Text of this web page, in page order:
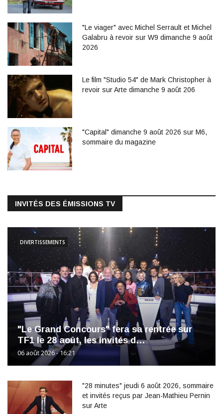
"Le viager" avec Michel Serrault et Michel
Galabru à revoir sur W9 dimanche 9 août
2026
Le film "Studio 54" de Mark Christopher à
revoir sur Arte dimanche 9 août 206
"Capital" dimanche 9 août 2026 sur M6,
sommaire du magazine
INVITÉS DES ÉMISSIONS TV
"Le Grand Concours" fera sa rentrée sur
TF1 le 28 août, les invités d…
06 août 2026 - 16:21
DIVERTISSEMENTS
"28 minutes" jeudi 6 août 2026, sommaire
et invités reçus par Jean-Mathieu Pernin
sur Arte